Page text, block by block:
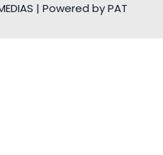
| Powered by PAT